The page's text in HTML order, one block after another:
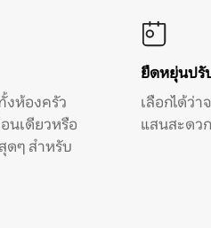
งห้องครัว
นเดียวหรือ
ดๆ สำหรับ
ยืดหยุ่นปรั
เลือกได้ว่
แสนสะดว